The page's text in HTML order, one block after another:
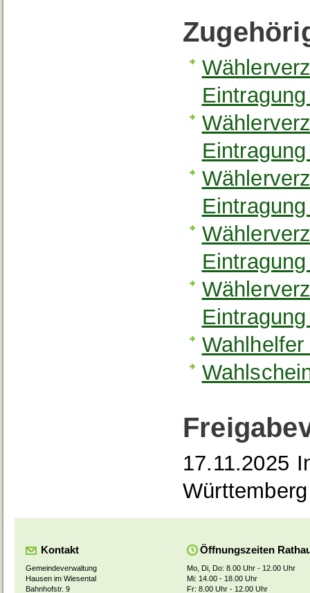
17.11.2025
Württemberg
Kontakt
Gemeindeverwaltung
Hausen im Wiesental
Bahnhofstr. 9
Öffnungszeiten
Mo, Di, Do: 8.00 Uhr - 12.00 Uhr
Mi: 14.00 - 18.00 Uhr
Fr: 8.00 Uhr - 12.00 Uhr